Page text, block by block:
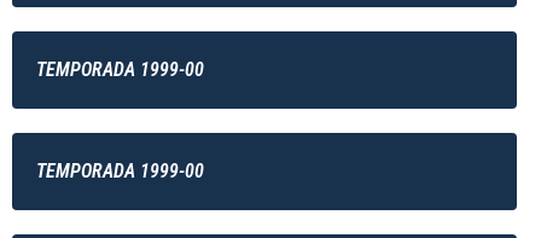
TEMPORADA 1999-00
TEMPORADA 1999-00